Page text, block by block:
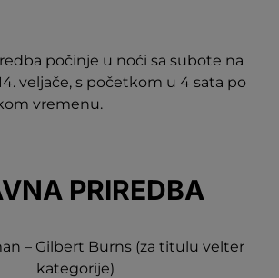
počinje u noći sa subote na
veljače, s početkom u 4 sata po
vremenu.
PRIREDBA
– Gilbert Burns (za titulu velter
kategorije)